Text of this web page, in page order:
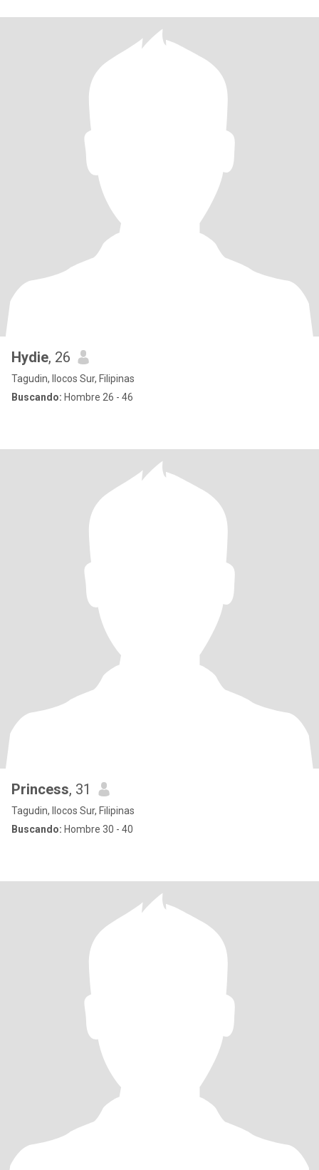
Hydie, 26
Tagudin, Ilocos Sur, Filipinas
Buscando: Hombre 26 - 46
Princess, 31
Tagudin, Ilocos Sur, Filipinas
Buscando: Hombre 30 - 40